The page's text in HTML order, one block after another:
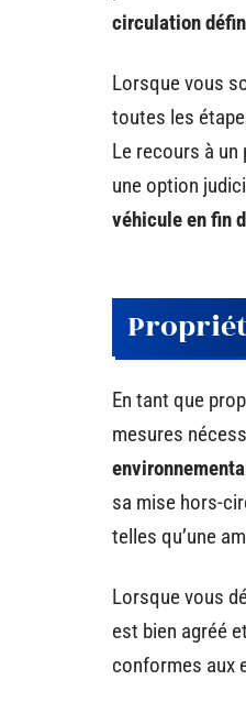
circulation
Lorsque vous
toutes les
Le recours à
une option
véhicule en fin
En tant que
mesures
sa mise hors-
telles qu’une
Lorsque vous
est bien agréé
conformes aux